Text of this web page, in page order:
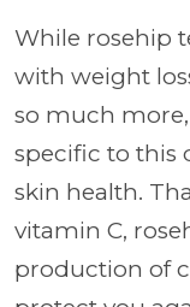
While rosehip
with weight
so much
specific to this
skin health.
vitamin C,
production of